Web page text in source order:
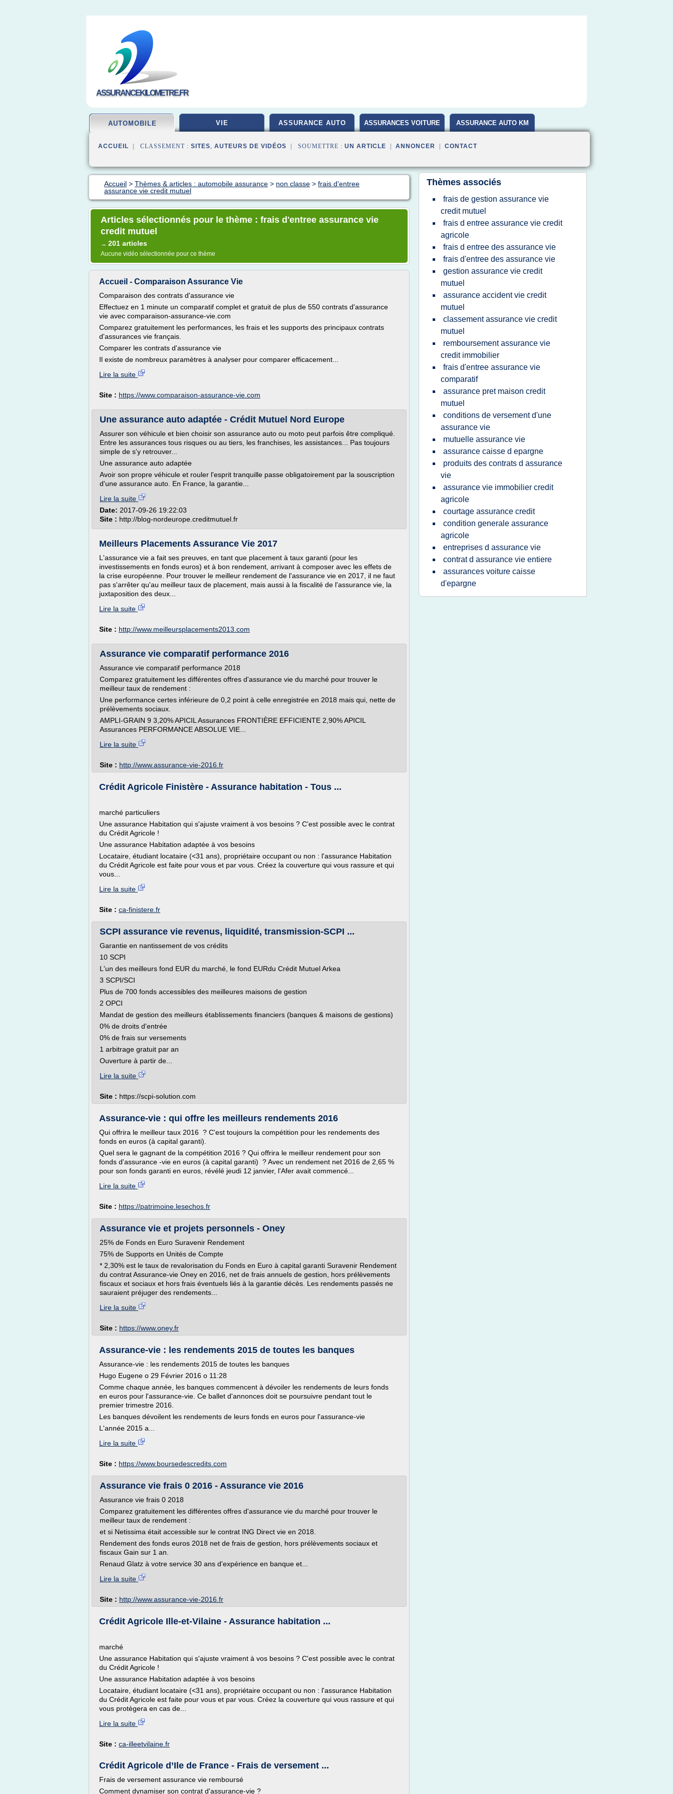
ASSURANCEKILOMETRE.FR
AUTOMOBILE VIE ASSURANCE AUTO ASSURANCES VOITURE ASSURANCE AUTO KM
ACCUEIL | CLASSEMENT : SITES, AUTEURS DE VIDÉOS | SOUMETTRE : UN ARTICLE ANNONCER CONTACT
Accueil > Thèmes & articles : automobile assurance > non classe > frais d'entree
assurance vie credit mutuel
Articles sélectionnés pour le thème : frais d'entree assurance vie
credit mutuel
→ 201 articles
Aucune vidéo sélectionnée pour ce thème
Accueil - Comparaison Assurance Vie
Comparaison des contrats d'assurance vie
Effectuez en 1 minute un comparatif complet et gratuit de plus de 550 contrats d'assurance
vie avec comparaison-assurance-vie.com
Comparez gratuitement les performances, les frais et les supports des principaux contrats
d'assurances vie français.
Comparer les contrats d'assurance vie
Il existe de nombreux paramètres à analyser pour comparer efficacement...
Lire la suite
Site : https://www.comparaison-assurance-vie.com
Une assurance auto adaptée - Crédit Mutuel Nord Europe
Assurer son véhicule et bien choisir son assurance auto ou moto peut parfois être compliqué.
Entre les assurances tous risques ou au tiers, les franchises, les assistances... Pas toujours
simple de s'y retrouver...
Une assurance auto adaptée
Avoir son propre véhicule et rouler l'esprit tranquille passe obligatoirement par la souscription
d'une assurance auto. En France, la garantie...
Lire la suite
Date: 2017-09-26 19:22:03
Site : http://blog-nordeurope.creditmutuel.fr
Meilleurs Placements Assurance Vie 2017
L'assurance vie a fait ses preuves, en tant que placement à taux garanti (pour les
investissements en fonds euros) et à bon rendement, arrivant à composer avec les effets de
la crise européenne. Pour trouver le meilleur rendement de l'assurance vie en 2017, il ne faut
pas s'arrêter qu'au meilleur taux de placement, mais aussi à la fiscalité de l'assurance vie, la
juxtaposition des deux...
Lire la suite
Site : http://www.meilleursplacements2013.com
Assurance vie comparatif performance 2016
Assurance vie comparatif performance 2018
Comparez gratuitement les différentes offres d'assurance vie du marché pour trouver le
meilleur taux de rendement :
Une performance certes inférieure de 0,2 point à celle enregistrée en 2018 mais qui, nette de
prélèvements sociaux.
AMPLI-GRAIN 9 3,20% APICIL Assurances FRONTIÈRE EFFICIENTE 2,90% APICIL
Assurances PERFORMANCE ABSOLUE VIE...
Lire la suite
Site : http://www.assurance-vie-2016.fr
Crédit Agricole Finistère - Assurance habitation - Tous ...
marché particuliers
Une assurance Habitation qui s'ajuste vraiment à vos besoins ? C'est possible avec le contrat
du Crédit Agricole !
Une assurance Habitation adaptée à vos besoins
Locataire, étudiant locataire (<31 ans), propriétaire occupant ou non : l'assurance Habitation
du Crédit Agricole est faite pour vous et par vous. Créez la couverture qui vous rassure et qui
vous...
Lire la suite
Site : ca-finistere.fr
SCPI assurance vie revenus, liquidité, transmission-SCPI ...
Garantie en nantissement de vos crédits
10 SCPI
L'un des meilleurs fond EUR du marché, le fond EURdu Crédit Mutuel Arkea
3 SCPI/SCI
Plus de 700 fonds accessibles des meilleures maisons de gestion
2 OPCI
Mandat de gestion des meilleurs établissements financiers (banques & maisons de gestions)
0% de droits d'entrée
0% de frais sur versements
1 arbitrage gratuit par an
Ouverture à partir de...
Lire la suite
Site : https://scpi-solution.com
Assurance-vie : qui offre les meilleurs rendements 2016
Qui offrira le meilleur taux 2016 ? C'est toujours la compétition pour les rendements des
fonds en euros (à capital garanti).
Quel sera le gagnant de la compétition 2016 ? Qui offrira le meilleur rendement pour son
fonds d'assurance -vie en euros (à capital garanti) ? Avec un rendement net 2016 de 2,65 %
pour son fonds garanti en euros, révélé jeudi 12 janvier, l'Afer avait commencé...
Lire la suite
Site : https://patrimoine.lesechos.fr
Assurance vie et projets personnels - Oney
25% de Fonds en Euro Suravenir Rendement
75% de Supports en Unités de Compte
* 2,30% est le taux de revalorisation du Fonds en Euro à capital garanti Suravenir Rendement
du contrat Assurance-vie Oney en 2016, net de frais annuels de gestion, hors prélèvements
fiscaux et sociaux et hors frais éventuels liés à la garantie décès. Les rendements passés ne
sauraient préjuger des rendements...
Lire la suite
Site : https://www.oney.fr
Assurance-vie : les rendements 2015 de toutes les banques
Assurance-vie : les rendements 2015 de toutes les banques
Hugo Eugene o 29 Février 2016 o 11:28
Comme chaque année, les banques commencent à dévoiler les rendements de leurs fonds
en euros pour l'assurance-vie. Ce ballet d'annonces doit se poursuivre pendant tout le
premier trimestre 2016.
Les banques dévoilent les rendements de leurs fonds en euros pour l'assurance-vie
L'année 2015 a...
Lire la suite
Site : https://www.boursedescredits.com
Assurance vie frais 0 2016 - Assurance vie 2016
Assurance vie frais 0 2018
Comparez gratuitement les différentes offres d'assurance vie du marché pour trouver le
meilleur taux de rendement :
et si Netissima était accessible sur le contrat ING Direct vie en 2018.
Rendement des fonds euros 2018 net de frais de gestion, hors prélèvements sociaux et
fiscaux Gain sur 1 an.
Renaud Glatz à votre service 30 ans d'expérience en banque et...
Lire la suite
Site : http://www.assurance-vie-2016.fr
Crédit Agricole Ille-et-Vilaine - Assurance habitation ...
marché
Une assurance Habitation qui s'ajuste vraiment à vos besoins ? C'est possible avec le contrat
du Crédit Agricole !
Une assurance Habitation adaptée à vos besoins
Locataire, étudiant locataire (<31 ans), propriétaire occupant ou non : l'assurance Habitation
du Crédit Agricole est faite pour vous et par vous. Créez la couverture qui vous rassure et qui
vous protègera en cas de...
Lire la suite
Site : ca-illeetvilaine.fr
Crédit Agricole d’Ile de France - Frais de versement ...
Frais de versement assurance vie remboursé
Comment dynamiser son contrat d'assurance-vie ?
Thèmes associés
frais de gestion assurance vie
credit mutuel
frais d entree assurance vie credit
agricole
frais d entree des assurance vie
frais d'entree des assurance vie
gestion assurance vie credit
mutuel
assurance accident vie credit
mutuel
classement assurance vie credit
mutuel
remboursement assurance vie
credit immobilier
frais d'entree assurance vie
comparatif
assurance pret maison credit
mutuel
conditions de versement d'une
assurance vie
mutuelle assurance vie
assurance caisse d epargne
produits des contrats d assurance
vie
assurance vie immobilier credit
agricole
courtage assurance credit
condition generale assurance
agricole
entreprises d assurance vie
contrat d assurance vie entiere
assurances voiture caisse
d'epargne